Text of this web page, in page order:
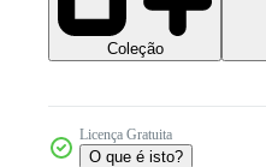
Coleção
Licença Gratuita
O que é isto?